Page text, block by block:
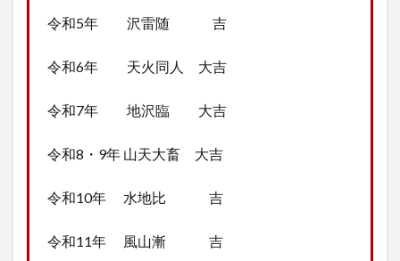
令和5年 沢雷随 吉
令和6年 天火同人 大吉
令和7年 地沢臨 大吉
令和8・9年 山天大畜 大吉
令和10年 水地比 吉
令和11年 風山漸 吉